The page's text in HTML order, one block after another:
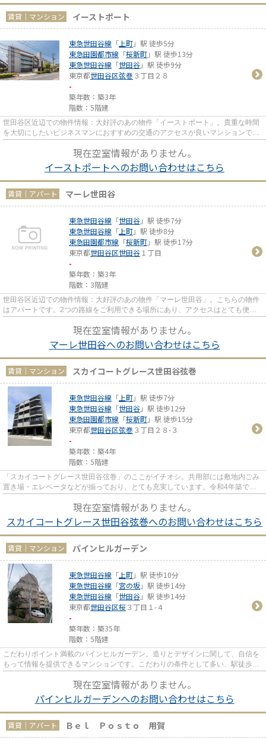
賃貸｜マンション イーストポート
東急世田谷線 「 上町」駅 徒歩5分
東急田園都市線 「桜新町」駅 徒歩13分
東急世田谷線 「世田谷」駅 徒歩9分
東京都世田谷区弦巻 ３丁目２８
-
築年数：築3年
階数：5階建
世田谷区近辺での物件情報：大好評のあの物件「イーストポート」。貴重な時間
を大切にしたいビジネスマンにおすすめの交通のアクセスが良いマンションで
現在空室情報がありません。
イーストポートへのお問い合わせはこちら
賃貸｜アパート マーレ世田谷
東急世田谷線 「世田谷」駅 徒歩7分
東急世田谷線 「 上町」駅 徒歩8分
東急田園都市線 「桜新町」駅 徒歩17分
東京都世田谷区世田谷１丁目
-
築年数：築3年
階数：3階建
世田谷区近辺での物件情報：大好評のあの物件「マーレ世田谷」。こちらの物件
はアパートです。2つの路線をご利用できる場所にあり、アクセスはとても便利
現在空室情報がありません。
マーレ世田谷へのお問い合わせはこちら
賃貸｜マンション スカイコートグレース世田谷弦巻
東急世田谷線 「 上町」駅 徒歩7分
東急世田谷線 「世田谷」駅 徒歩12分
東急田園都市線 「桜新町」駅 徒歩15分
東京都世田谷区弦巻 ３丁目２８-３
-
築年数：築4年
階数：5階建
「スカイコートグレース世田谷弦巻」のここがイチオシ。共用部には敷地内ごみ
置き場・エレベータなどが揃っており、とても充実しています。令和4年築で、
現在空室情報がありません。
スカイコートグレース世田谷弦巻へのお問い合わせはこちら
賃貸｜マンション パインヒルガーデン
東急世田谷線 「 上町」駅 徒歩10分
東急世田谷線 「宮の坂」駅 徒歩14分
東急世田谷線 「世田谷」駅 徒歩14分
東京都世田谷区桜３丁目１-４
-
築年数：築35年
階数：5階建
こだわりポイント満載のパインヒルガーデン。造りとデザインに関して、自信を
もって情報を提供できるマンションです。こだわりの条件として多い、駅徒歩10
現在空室情報がありません。
パインヒルガーデンへのお問い合わせはこちら
賃貸｜アパート Ｂｅｌ Ｐｏｓｔｏ 用賀